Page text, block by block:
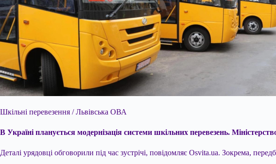
Шкільні перевезення / Львівська ОВА
В Україні планується модернізація системи шкільних перевезень.
Деталі урядовці обговорили під час зустрічі, повідомляє Osvita.ua. Зокрема,